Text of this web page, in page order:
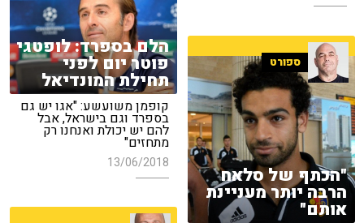
הלם בספרד: לופטגי
פוטר יום לפני
תחילת המונדיאל
קופמן משועשע: "אגו יש גם
בספרד וגם בישראל, אבל
להם יש יכולת ואנחנו רק
מתחזים"
13/06/2018
ספורט
"הכתף של סלאח
הרבה יותר מעניינת
אותם"